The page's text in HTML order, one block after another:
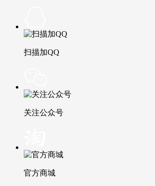
扫描加QQ
关注公众号
官方商城